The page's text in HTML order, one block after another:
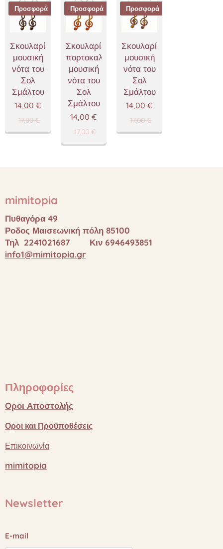
Σκουλαρίκια
μουσική
νότα του
Σολ
Σμάλτου
Προσφορά
14,00 €
17,00€
Σκουλαρίκια
πορτοκαλί
μουσική
νότα του
Σολ
Σμάλτου
Προσφορά
14,00 €
17,00€
Σκουλαρίκια
μουσική
νότα του
Σολ
Σμάλτου
Προσφορά
14,00 €
17,00€
mimitopia
Πυθαγόρα 49
Ροδος Μαισεωνική πόλη 85100
Τηλ 2241021687 Κιν 6946493851
info1@mimitopia.gr
Πληροφορίες
Oροι Αποστολής
Οροι και Προϋποθέσεις
Επικοινωνία
mimitopia
Newsletter
E-mail